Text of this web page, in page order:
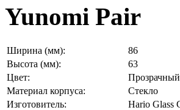
Yunomi Pair
Ширина (мм):
86
Высота (мм):
63
Цвет:
Прозрачный
Материал корпуса:
Стекло
Изготовитель:
Hario Glass